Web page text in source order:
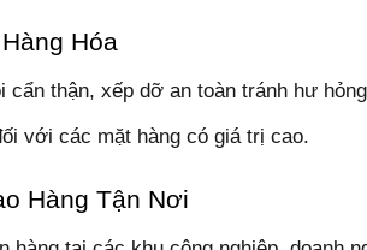
Hóa
cẩn thận, xếp dỡ an toàn tránh hư
với các mặt hàng có giá trị cao.
Hàng Tận Nơi